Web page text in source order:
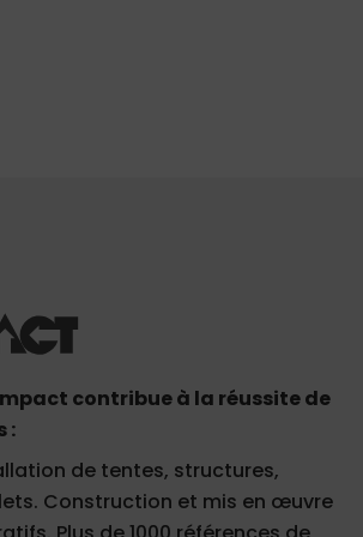
contribue à la réussite de
:
de tentes, structures,
Construction et mis en œuvre